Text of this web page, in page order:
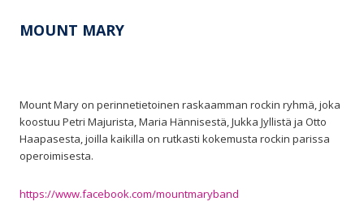
MOUNT MARY
Mount Mary on perinnetietoinen raskaamman rockin ryhmä, joka
koostuu Petri Majurista, Maria Hännisestä, Jukka Jyllistä ja Otto
Haapasesta, joilla kaikilla on rutkasti kokemusta rockin parissa
operoimisesta.
https://www.facebook.com/mountmaryband